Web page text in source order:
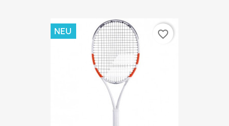
NEU favorite_border